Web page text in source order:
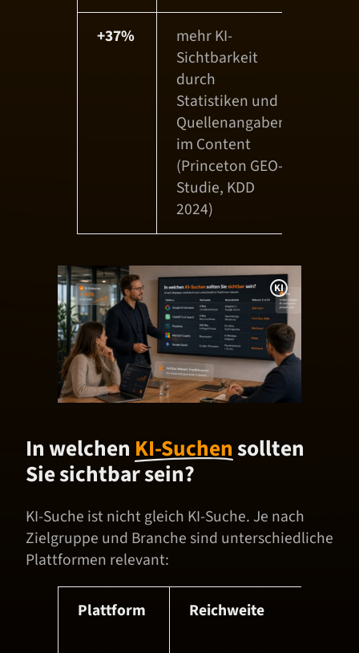
+37%
mehr KI-
Sichtbarkeit
durch
Statistiken und
Quellenangaben
im Content
(Princeton GEO-
Studie, KDD
2024)
I
n
f
o
m
t
n
z
In welchen KI-Suchensollten
Sie sichtbar sein?
KI-Suche ist nicht gleich KI-Suche. Je nach
Zielgruppe und Branche sind unterschiedliche
Plattformen relevant:
Plattform Reichweite